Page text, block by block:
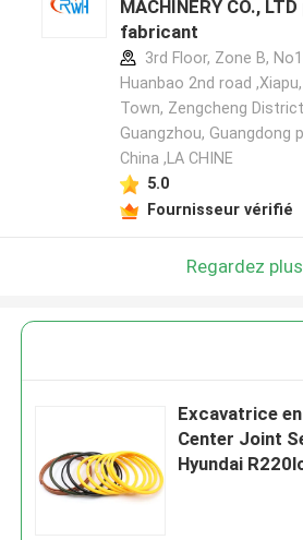
MACHINERY CO., LTD profil du
fabricant
3rd Floor, Zone B,
Huanbao 2nd road
Town, Zengcheng
Guangzhou, Guangdong
China ,LA CHINE
5.0
Fournisseur vérifié
Regardez plus
Excavatrice
Center Joint
Hyundai